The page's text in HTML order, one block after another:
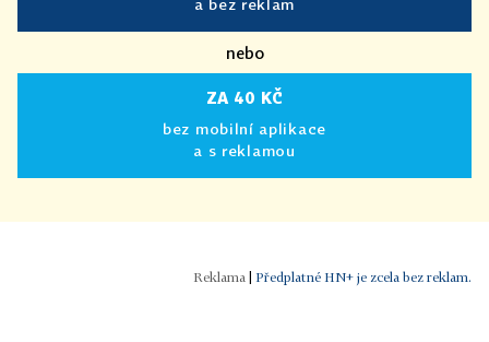
a bez reklam
nebo
ZA 40 KČ
bez mobilní aplikace
a s reklamou
Předplatné HN+ je zcela bez reklam.